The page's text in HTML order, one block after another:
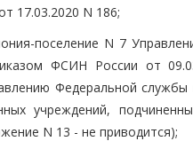
17.03.2020 N 186;
поселение N 7
ФСИН России от
Федеральной службы
учреждений,
N 13 - не приводится);